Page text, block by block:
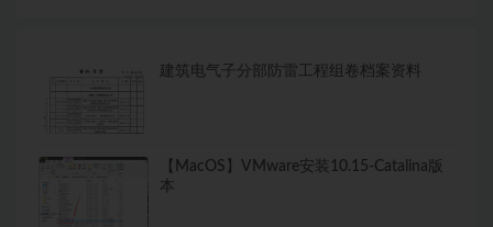
建筑电气子分部防雷工程组卷档案资料
【MacOS】VMware安装10.15-Catalina版
本